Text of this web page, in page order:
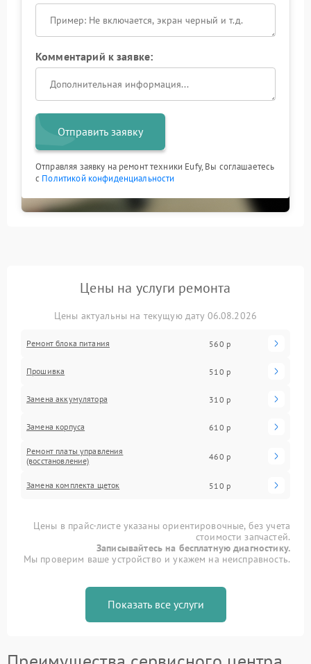
Комментарий к заявке:
Отправить заявку
Отправляя заявку на ремонт техники Eufy, Вы соглашаетесь
с Политикой конфиденциальности
Цены на услуги ремонта
Цены актуальны на текущую дату 06.08.2026
Ремонт блока питания 560 р
Прошивка 510 р
Замена аккумулятора 310 р
Замена корпуса 610 р
Ремонт платы управления
(восстановление)
460 р
Замена комплекта щеток 510 р
Цены в прайс-листе указаны ориентировочные, без учета
стоимости запчастей.
Записывайтесь на бесплатную диагностику.
Мы проверим ваше устройство и укажем на неисправность.
Показать все услуги